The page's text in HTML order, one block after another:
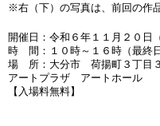
※右（下）の写真は、前回の作
開催日：令和６年１１月２０日
時 間：１０時～１６時（最終
場 所：大分市 荷揚町３丁目
アートプラザ アートホール
【入場料無料】